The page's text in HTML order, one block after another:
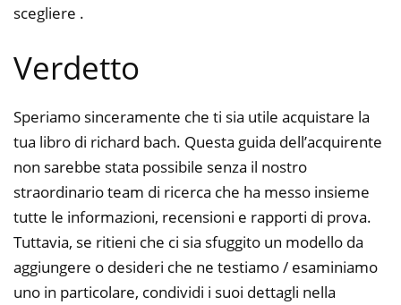
scegliere .
Verdetto
Speriamo sinceramente che ti sia utile acquistare la
tua libro di richard bach. Questa guida dell’acquirente
non sarebbe stata possibile senza il nostro
straordinario team di ricerca che ha messo insieme
tutte le informazioni, recensioni e rapporti di prova.
Tuttavia, se ritieni che ci sia sfuggito un modello da
aggiungere o desideri che ne testiamo / esaminiamo
uno in particolare, condividi i suoi dettagli nella